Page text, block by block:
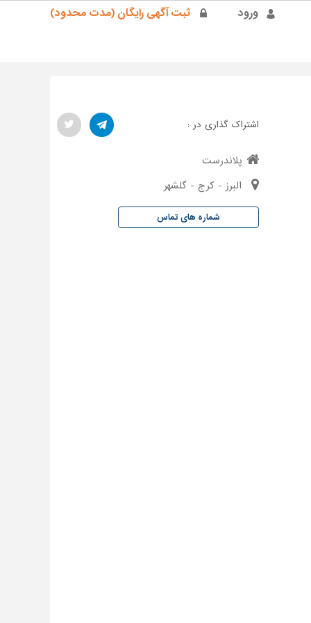
ورود ثبت آگهی رایگان (مدت محدود)
اشتراک گذاری در :
پلاندرست
البرز - کرج - گلشهر
شماره های تماس